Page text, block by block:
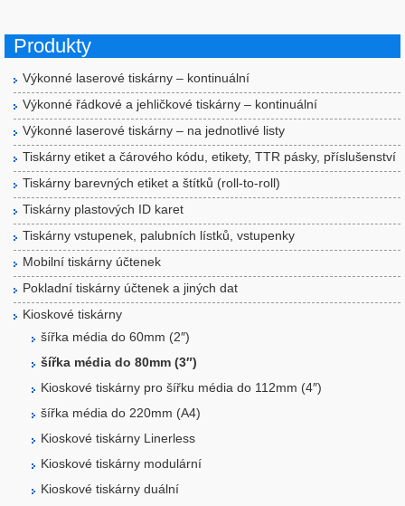
Produkty
Výkonné laserové tiskárny – kontinuální
Výkonné řádkové a jehličkové tiskárny – kontinuální
Výkonné laserové tiskárny – na jednotlivé listy
Tiskárny etiket a čárového kódu, etikety, TTR pásky, příslušenství
Tiskárny barevných etiket a štítků (roll-to-roll)
Tiskárny plastových ID karet
Tiskárny vstupenek, palubních lístků, vstupenky
Mobilní tiskárny účtenek
Pokladní tiskárny účtenek a jiných dat
Kioskové tiskárny
šířka média do 60mm (2″)
šířka média do 80mm (3″)
Kioskové tiskárny pro šířku média do 112mm (4″)
šířka média do 220mm (A4)
Kioskové tiskárny Linerless
Kioskové tiskárny modulární
Kioskové tiskárny duální